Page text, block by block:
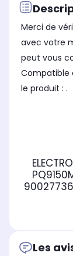
Merci de
avec votre
peut vous
Compatible
le produit : .
Les